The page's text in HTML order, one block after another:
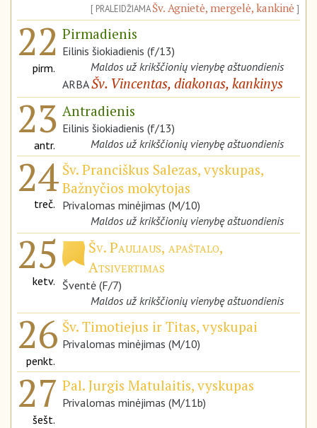
PRALEIDŽIAMAŠv. Agnietė, mergelė, kankinė
22
pirm.
Pirmadienis
Eilinis šiokiadienis (f/13)
Maldos už krikščionių vienybę aštuondienis
ARBAŠv. Vincentas, diakonas, kankinys
23
antr.
Antradienis
Eilinis šiokiadienis (f/13)
Maldos už krikščionių vienybę aštuondienis
24
treč.
Šv. Pranciškus Salezas, vyskupas,
Bažnyčios mokytojas
Privalomas minėjimas (M/10)
Maldos už krikščionių vienybę aštuondienis
25
ketv.
Šv. Pauliaus, apaštalo,
Atsivertimas
Šventė (F/7)
Maldos už krikščionių vienybę aštuondienis
26
penkt.
Šv. Timotiejus ir Titas, vyskupai
Privalomas minėjimas (M/10)
27
šešt.
Pal. Jurgis Matulaitis, vyskupas
Privalomas minėjimas (M/11b)